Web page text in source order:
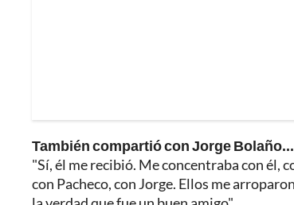
También compartió con Jorge Bolaño...
"Sí, él me recibió. Me concentraba con él,
con Pacheco, con Jorge. Ellos me